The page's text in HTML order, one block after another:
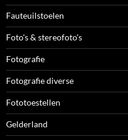
Fauteuilstoelen
Foto's & stereofoto's
Fotografie
Fotografie diverse
Fototoestellen
Gelderland